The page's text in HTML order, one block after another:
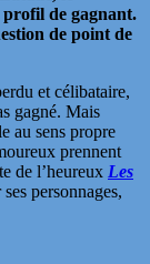
profil de gagnant.
de point de
et célibataire,
gagné. Mais
au sens propre
prennent
de l’heureux Les
personnages,